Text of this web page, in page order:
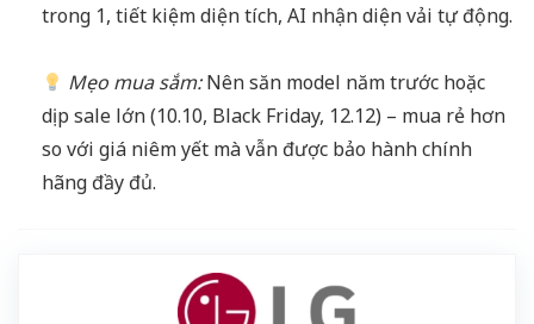
trong 1, tiết kiệm diện tích, AI nhận diện vải tự động.
Mẹo mua sắm:Nên săn model năm trước hoặc
dịp sale lớn (10.10, Black Friday, 12.12) – mua rẻ hơn
so với giá niêm yết mà vẫn được bảo hành chính
hãng đầy đủ.